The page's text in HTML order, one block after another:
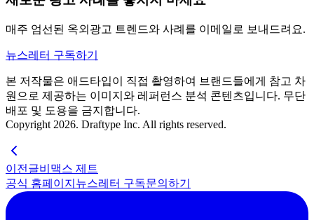
매주 엄선된 옥외광고 트렌드와 사례를 이메일로 보내드려요.
뉴스레터 구독하기
본 저작물은 애드타입이 직접 촬영하여 브랜드들에게 참고 차
원으로 제공하는 이미지와 레퍼런스 분석 콘텐츠입니다. 무단
배포 및 도용을 금지합니다.
Copyright 2026. Draftype Inc. All rights reserved.
이전글비맥스 제트
공식 홈페이지 뉴스레터 구독문의하기